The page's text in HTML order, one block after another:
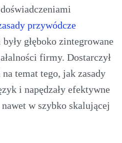
przywódcze
głęboko zintegrowane
firmy. Dostarczył
temat tego, jak zasady
i napędzały efektywne
w szybko skalującej